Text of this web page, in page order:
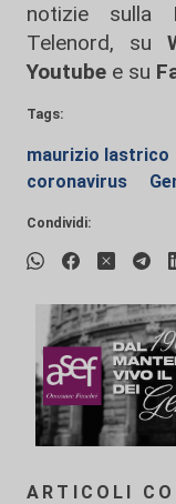
notizie sulla
Telenord, su
Youtube e su
Tags:
maurizio lastrico
coronavirus
Condividi:
ARTICOLI